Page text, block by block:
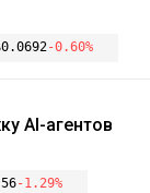
-0.60%
AI-агентов
-1.29%